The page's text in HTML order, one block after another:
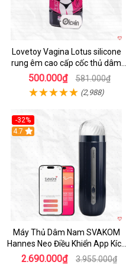
Lovetoy Vagina Lotus silicone
rung êm cao cấp cốc thủ dâm
nam
500.000₫ 581.000₫
(2,988)
-32%
Hot
4.7
Máy Thủ Dâm Nam SVAKOM
Hannes Neo Điều Khiển App Kích
Thích
2.690.000₫ 3.955.000₫